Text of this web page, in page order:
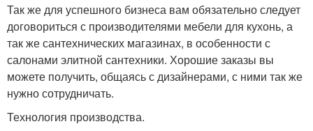
Так же для успешного бизнеса вам обязательно следует
договориться с производителями мебели для кухонь, а
так же сантехнических магазинах, в особенности с
салонами элитной сантехники. Хорошие заказы вы
можете получить, общаясь с дизайнерами, с ними так же
нужно сотрудничать.
Технология производства.